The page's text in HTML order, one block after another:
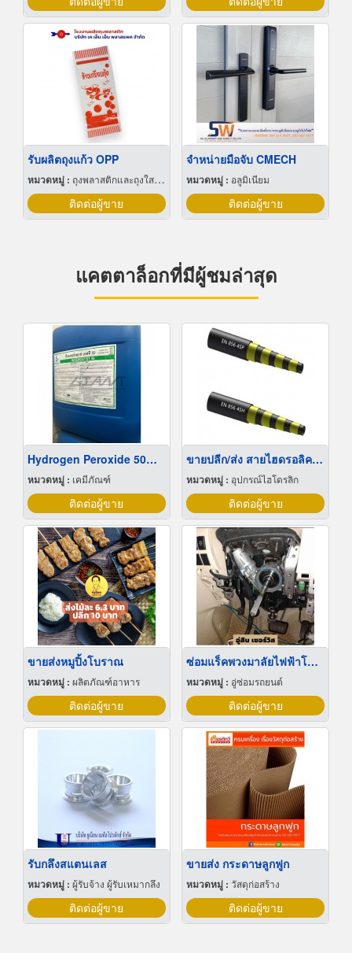
รับผลิตถุงแก้ว OPP
หมวดหมู่ : ถุงพลาสติกและถุงใสโปร่ง
ติดต่อผู้ขาย
จำหน่ายมือจับ CMECH
หมวดหมู่ : อลูมิเนียม
ติดต่อผู้ขาย
แคตตาล็อกที่มีผู้ชมล่าสุด
Hydrogen Peroxide 50% ไฮโดรเจน เปอร์ออกไซด์
หมวดหมู่ : เคมีภัณฑ์
ติดต่อผู้ขาย
ขายปลีก/ส่ง สายไฮดรอลิคลวด4ชั้น 4SP, 4SH
หมวดหมู่ : อุปกรณ์ไฮโดรลิก
ติดต่อผู้ขาย
ขายส่งหมูปิ้งโบราณ
หมวดหมู่ : ผลิตภัณฑ์อาหาร
ติดต่อผู้ขาย
ซ่อมแร็คพวงมาลัยไฟฟ้าโตโยต้า
หมวดหมู่ : อู่ซ่อมรถยนต์
ติดต่อผู้ขาย
รับกลึงสแตนเลส
หมวดหมู่ : ผู้รับจ้าง ผู้รับเหมากลึง
ติดต่อผู้ขาย
ขายส่ง กระดาษลูกฟูก
หมวดหมู่ : วัสดุก่อสร้าง
ติดต่อผู้ขาย